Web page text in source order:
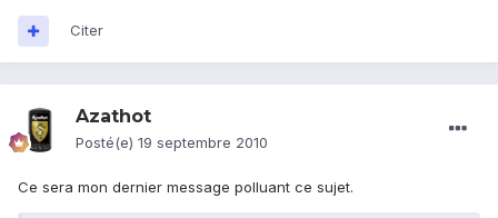
Citer
Azathot
Posté(e) 19 septembre 2010
Ce sera mon dernier message polluant ce sujet.